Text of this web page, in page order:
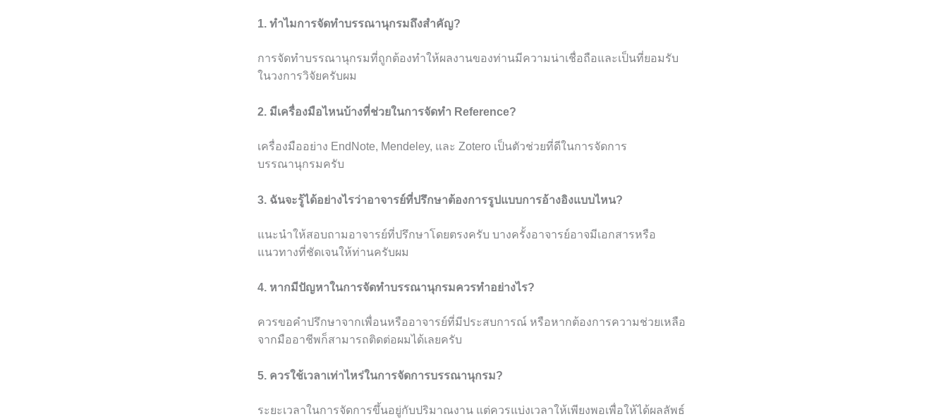
1. ทำไมการจัดทำบรรณานุกรมถึงสำคัญ?
การจัดทำบรรณานุกรมที่ถูกต้องทำให้ผลงานของท่านมีความน่าเชื่อถือและเป็นที่ยอมรับ
ในวงการวิจัยครับผม
2. มีเครื่องมือไหนบ้างที่ช่วยในการจัดทำ Reference?
เครื่องมืออย่าง EndNote, Mendeley, และ Zotero เป็นตัวช่วยที่ดีในการจัดการ
บรรณานุกรมครับ
3. ฉันจะรู้ได้อย่างไรว่าอาจารย์ที่ปรึกษาต้องการรูปแบบการอ้างอิงแบบไหน?
แนะนำให้สอบถามอาจารย์ที่ปรึกษาโดยตรงครับ บางครั้งอาจารย์อาจมีเอกสารหรือ
แนวทางที่ชัดเจนให้ท่านครับผม
4. หากมีปัญหาในการจัดทำบรรณานุกรมควรทำอย่างไร?
ควรขอคำปรึกษาจากเพื่อนหรืออาจารย์ที่มีประสบการณ์ หรือหากต้องการความช่วยเหลือ
จากมืออาชีพก็สามารถติดต่อผมได้เลยครับ
5. ควรใช้เวลาเท่าไหร่ในการจัดการบรรณานุกรม?
ระยะเวลาในการจัดการขึ้นอยู่กับปริมาณงาน แต่ควรแบ่งเวลาให้เพียงพอเพื่อให้ได้ผลลัพธ์